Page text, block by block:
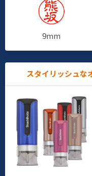
9mm
スタイリッシュな